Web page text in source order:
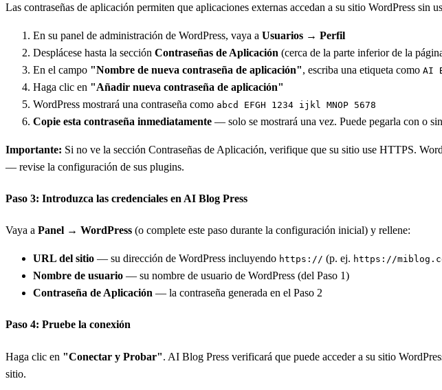
Las contraseñas de aplicación permiten que aplicaciones externas accedan a su sitio WordPress sin
En su panel de administración de WordPress, vaya a Usuarios → Perfil
Desplácese hasta la sección Contraseñas de Aplicación (cerca de la parte inferior de la
En el campo "Nombre de nueva contraseña de aplicación", escriba una etiqueta como AI
Haga clic en "Añadir nueva contraseña de aplicación"
WordPress mostrará una contraseña como abcd EFGH 1234 ijkl MNOP 5678
Copie esta contraseña inmediatamente — solo se mostrará una vez. Puede pegarla con o
Importante: Si no ve la sección Contraseñas de Aplicación, verifique que su sitio use HTTPS.
— revise la configuración de sus plugins.
Paso 3: Introduzca las credenciales en AI Blog Press
Vaya a Panel → WordPress (o complete este paso durante la configuración inicial) y rellene:
URL del sitio — su dirección de WordPress incluyendo https:// (p. ej. https://
Nombre de usuario — su nombre de usuario de WordPress (del Paso 1)
Contraseña de Aplicación — la contraseña generada en el Paso 2
Paso 4: Pruebe la conexión
Haga clic en "Conectar y Probar". AI Blog Press verificará que puede acceder a su sitio
sitio.